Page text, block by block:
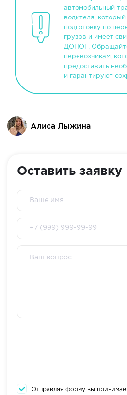
автомобильный
водителя,
подготовку по
грузов и имеет
ДОПОГ.
перевозчикам,
предоставить
и гарантируют
Алиса Лыжина
Оставить заявку
Отправляя форму вы